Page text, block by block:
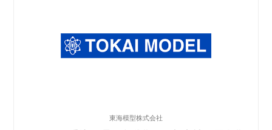
東海模型株式会社